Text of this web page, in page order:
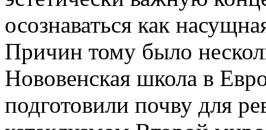
осознаваться как
Причин тому было
Нововенская школа в
подготовили почву для